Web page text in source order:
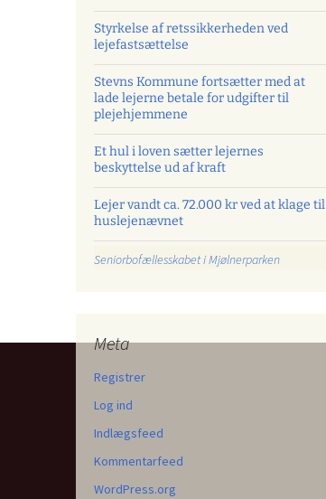
Styrkelse af retssikkerheden ved
lejefastsættelse
Stevns Kommune fortsætter med at
lade lejerne betale for udgifter til
plejehjemmene
Et hul i loven sætter lejernes
beskyttelse ud af kraft
Lejer vandt ca. 72.000 kr ved at klage til
huslejenævnet
Seniorbofællesskabet i Mjølnerparken
Meta
Registrer
Log ind
Indlægsfeed
Kommentarfeed
WordPress.org